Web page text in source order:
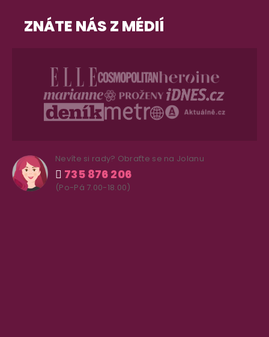
ZNÁTE NÁS Z MÉDIÍ
Nevíte si rady? Obraťte se na Jolanu
735 876 206
(Po-Pá 7.00-18.00)